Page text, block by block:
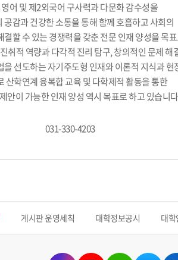
어 및 제2외국어 구사력과 다문화 감수성을
감과 건강한 소통을 통해 함께 호흡하고 사회의
결할 수 있는 경쟁력을 갖춘 전문 인재 양성을 목
취적 역량과 다각적 진리 탐구, 창의적인 문제 해
을 선도하는 자기주도형 인재와 이론적 지식과 현
산학연계 융복합 교육 및 다학제적 활동을 통한
안이 가능한 인재 양성 역시 목표로 하고 있습니
031-330-4203
게시판 운영세칙 대학정보공시 대